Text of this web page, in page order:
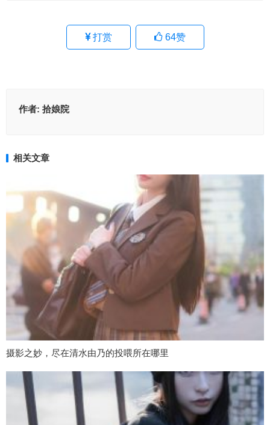
打赏 64赞
作者: 拾娘院
相关文章
摄影之妙，尽在清水由乃的投喂所在哪里